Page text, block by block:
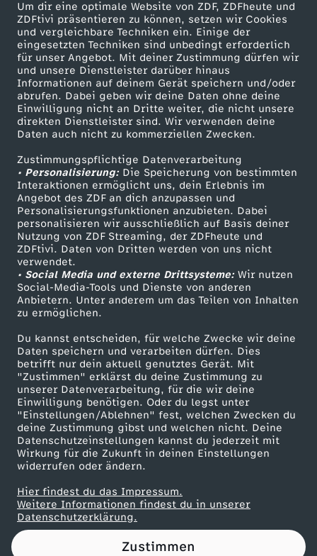
Um dir eine optimale Website von ZDF, ZDFheute und
ZDFtivi präsentieren zu können, setzen wir Cookies
und vergleichbare Techniken ein. Einige der
eingesetzten Techniken sind unbedingt erforderlich
für unser Angebot. Mit deiner Zustimmung dürfen wir
und unsere Dienstleister darüber hinaus
Informationen auf deinem Gerät speichern und/oder
abrufen. Dabei geben wir deine Daten ohne deine
Einwilligung nicht an Dritte weiter, die nicht unsere
direkten Dienstleister sind. Wir verwenden deine
Daten auch nicht zu kommerziellen Zwecken.
Zustimmungspflichtige Datenverarbeitung
• Personalisierung:Die Speicherung von bestimmten
Interaktionen ermöglicht uns, dein Erlebnis im
Angebot des ZDF an dich anzupassen und
Personalisierungsfunktionen anzubieten. Dabei
personalisieren wir ausschließlich auf Basis deiner
Nutzung von ZDF Streaming, der ZDFheute und
ZDFtivi. Daten von Dritten werden von uns nicht
verwendet.
• Social Media und externe Drittsysteme:Wir nutzen
Social-Media-Tools und Dienste von anderen
Anbietern. Unter anderem um das Teilen von Inhalten
zu ermöglichen.
Du kannst entscheiden, für welche Zwecke wir deine
Daten speichern und verarbeiten dürfen. Dies
betrifft nur dein aktuell genutztes Gerät. Mit
"Zustimmen" erklärst du deine Zustimmung zu
unserer Datenverarbeitung, für die wir deine
Einwilligung benötigen. Oder du legst unter
"Einstellungen/Ablehnen" fest, welchen Zwecken du
deine Zustimmung gibst und welchen nicht. Deine
Datenschutzeinstellungen kannst du jederzeit mit
Wirkung für die Zukunft in deinen Einstellungen
widerrufen oder ändern.
Hier findest du das Impressum.
Weitere Informationen findest du in unserer
Datenschutzerklärung.
Zustimmen
e
c
k
,
w
a
s
t
u
n
d
i
e
G
r
ü
Mehr ZDF
ZDF-Apps
Smart TV
ZDFtext
Livestreams
Sendungen A-Z
TV-Programm
Service
ZDFmitreden
Kontakt zum ZDF
Tickets
Zuschauerservice
Hilfe
ZDF Unternehmen
Karriere
ZDF goes Schule
Werbefernsehen
Mainzelmännchen
Partner